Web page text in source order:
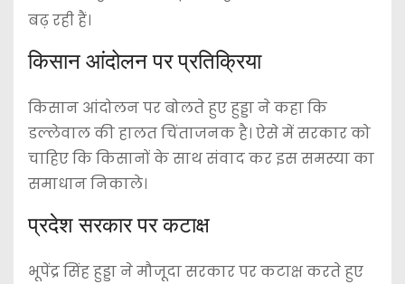
बढ़ रही हैं।
किसान आंदोलन पर प्रतिक्रिया
किसान आंदोलन पर बोलते हुए हुड्डा ने कहा कि
डल्लेवाल की हालत चिंताजनक है। ऐसे में सरकार को
चाहिए कि किसानों के साथ संवाद कर इस समस्या का
समाधान निकाले।
प्रदेश सरकार पर कटाक्ष
भूपेंद्र सिंह हुड्डा ने मौजूदा सरकार पर कटाक्ष करते हुए